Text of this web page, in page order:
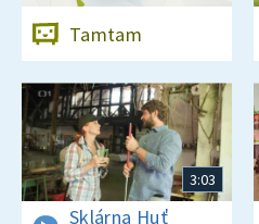
Tamtam
3:03
Sklárna Huť